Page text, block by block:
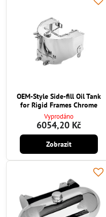
OEM-Style Side-fill Oil Tank
for Rigid Frames Chrome
Vyprodáno
6054,20 Kč
Zobrazit